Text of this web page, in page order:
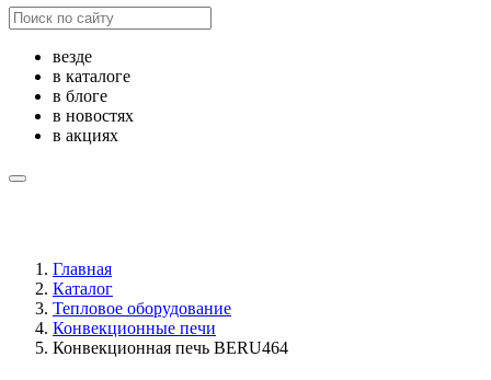
везде
в каталоге
в блоге
в новостях
в акциях
Главная
Каталог
Тепловое оборудование
Конвекционные печи
Конвекционная печь BERU464